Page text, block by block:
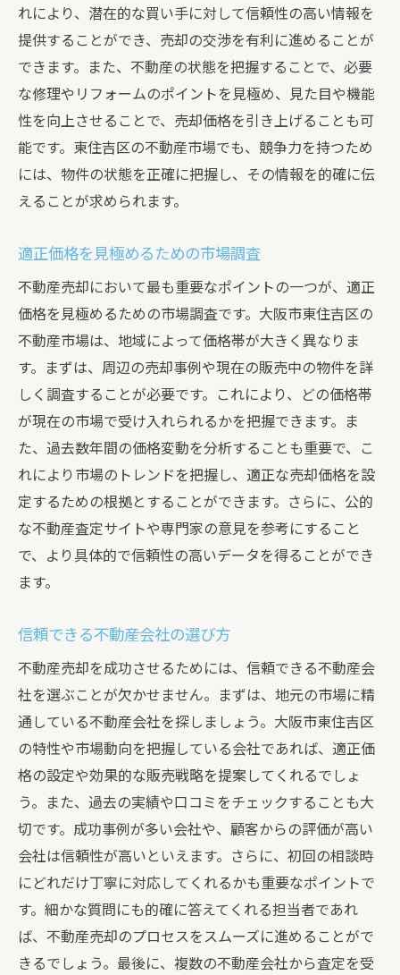
経済動向と不動産市場の関係
売却タイミングを見極めるための指標
過去の成功事例から学ぶタイミングの重要
急いで売却する場合の注意点
成功事例から学ぶ東住吉区の不動産売却のコツ
成功事例に見る売却戦略の秘訣
売却までのプロセスを詳細に解説
成功事例に基づくタイミングの選定
契約の交渉術と注意点
売却後のフォローアップ
不動産売却の査定を上げるためのポイントとは
物件の魅力を高めるためのリフォーム
見栄えを良くするためのホームステージン
グ
周辺環境のアピールポイント
書類と証明書の整備
内見に向けた準備のポイント
東住吉区の地域特性を活かした不動産売却戦略
周辺施設とアクセスの利便性の強調
地域特有の問題点と対策
潜在顧客層の分析
エリアの将来性を見越した売却戦略
地域密着型のマーケティング方法
実際の売却事例に見る東住吉区での不動産売却
の成功要因
成功事例から学ぶ売却のステップ
売却に至るまでの交渉過程の詳細
れにより、潜在的な買い手に対して信頼性の高い情報を
提供することができ、売却の交渉を有利に進めることが
できます。また、不動産の状態を把握することで、必要
な修理やリフォームのポイントを見極め、見た目や機能
性を向上させることで、売却価格を引き上げることも可
能です。東住吉区の不動産市場でも、競争力を持つため
には、物件の状態を正確に把握し、その情報を的確に伝
えることが求められます。
適正価格を見極めるための市場調査
不動産売却において最も重要なポイントの一つが、適正
価格を見極めるための市場調査です。大阪市東住吉区の
不動産市場は、地域によって価格帯が大きく異なりま
す。まずは、周辺の売却事例や現在の販売中の物件を詳
しく調査することが必要です。これにより、どの価格帯
が現在の市場で受け入れられるかを把握できます。ま
た、過去数年間の価格変動を分析することも重要で、こ
れにより市場のトレンドを把握し、適正な売却価格を設
定するための根拠とすることができます。さらに、公的
な不動産査定サイトや専門家の意見を参考にすること
で、より具体的で信頼性の高いデータを得ることができ
ます。
信頼できる不動産会社の選び方
不動産売却を成功させるためには、信頼できる不動産会
社を選ぶことが欠かせません。まずは、地元の市場に精
通している不動産会社を探しましょう。大阪市東住吉区
の特性や市場動向を把握している会社であれば、適正価
格の設定や効果的な販売戦略を提案してくれるでしょ
う。また、過去の実績や口コミをチェックすることも大
切です。成功事例が多い会社や、顧客からの評価が高い
会社は信頼性が高いといえます。さらに、初回の相談時
にどれだけ丁寧に対応してくれるかも重要なポイントで
す。細かな質問にも的確に答えてくれる担当者であれ
ば、不動産売却のプロセスをスムーズに進めることがで
きるでしょう。最後に、複数の不動産会社から査定を受